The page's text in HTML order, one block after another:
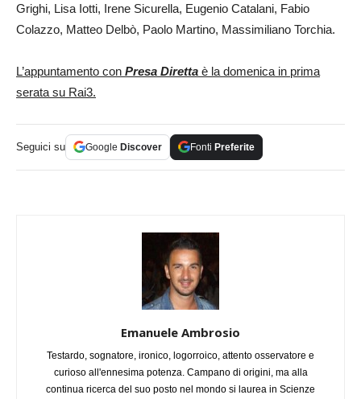
Grighi, Lisa Iotti, Irene Sicurella, Eugenio Catalani, Fabio
Colazzo, Matteo Delbò, Paolo Martino, Massimiliano Torchia.
L’appuntamento con Presa Diretta è la domenica in prima
serata su Rai3.
Seguici su Google Discover Fonti Preferite
Emanuele Ambrosio
Testardo, sognatore, ironico, logorroico, attento osservatore e
curioso all'ennesima potenza. Campano di origini, ma alla
continua ricerca del suo posto nel mondo si laurea in Scienze